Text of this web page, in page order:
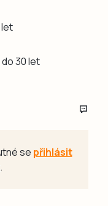
let
30 let
se přihlásit
.